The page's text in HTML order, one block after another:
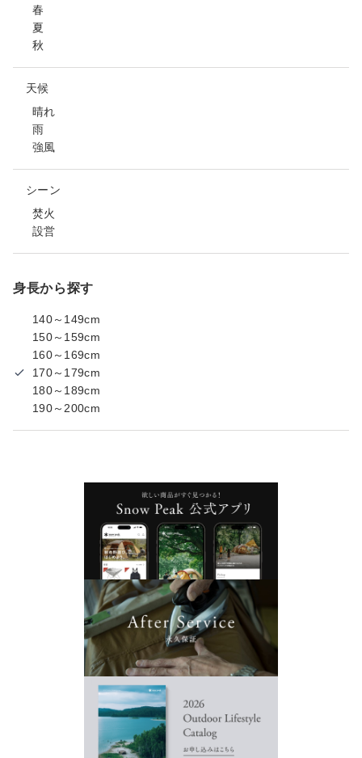
春
夏
秋
天候
晴れ
雨
強風
シーン
焚火
設営
身長から探す
140～149cm
150～159cm
160～169cm
170～179cm
180～189cm
190～200cm